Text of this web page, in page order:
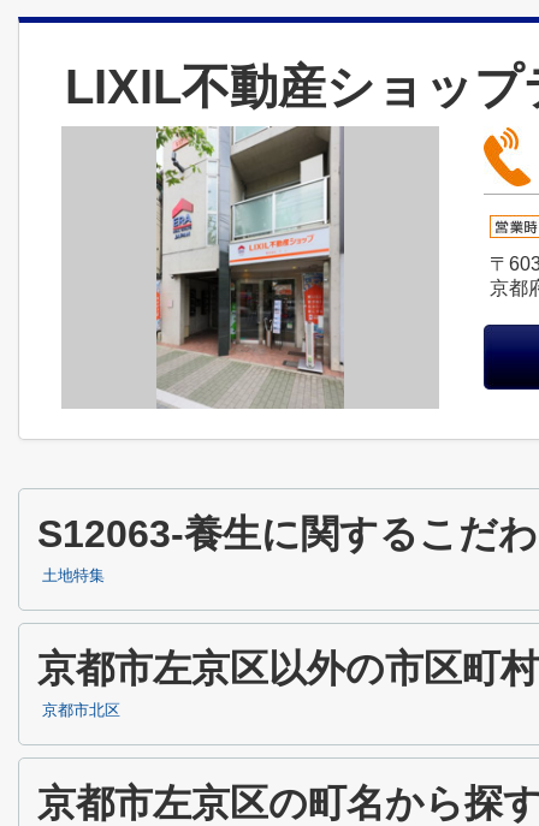
LIXIL不動産ショップ
〒
京都
S12063-養生に関するこだ
土地特集
京都市左京区以外の市区町
京都市北区
京都市左京区の町名から探